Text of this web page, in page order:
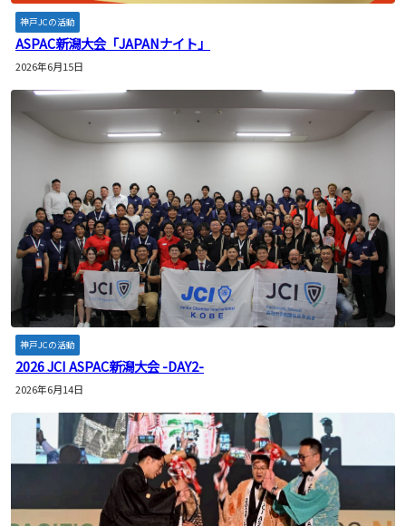
神戸JCの活動
ASPAC新潟大会「JAPANナイト」
2026年6月15日
神戸JCの活動
2026 JCI ASPAC新潟大会 -DAY2-
2026年6月14日